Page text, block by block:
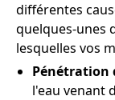
différentes
quelques-unes
lesquelles vos
Pénétration
l'eau venant